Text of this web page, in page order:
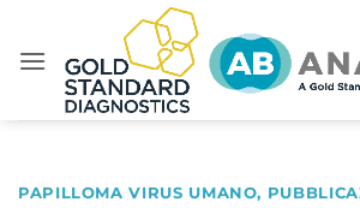
contenuti
PAPILLOMA VIRUS UMANO,